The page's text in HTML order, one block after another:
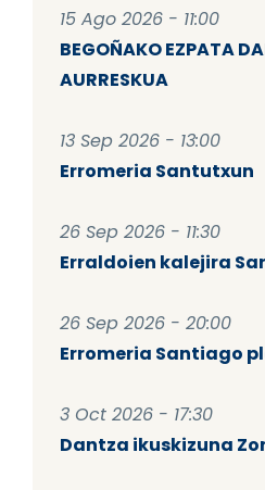
15 Ago 2026 - 11:00
BEGOÑAKO EZPATA
AURRESKUA
13 Sep 2026 - 13:00
Erromeria Santutxun
26 Sep 2026 - 11:30
Erraldoien kalejira
26 Sep 2026 - 20:00
Erromeria Santiago
3 Oct 2026 - 17:30
Dantza ikuskizuna